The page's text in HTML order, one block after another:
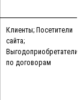
Клиенты; Посетители
сайта;
Выгодоприобретатели
по договорам